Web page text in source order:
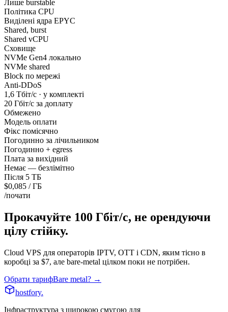
Лише burstable
Політика CPU
Виділені ядра EPYC
Shared, burst
Shared vCPU
Сховище
NVMe Gen4 локально
NVMe shared
Block по мережі
Anti-DDoS
1,6 Тбіт/с · у комплекті
20 Гбіт/с за доплату
Обмежено
Модель оплати
Фікс помісячно
Погодинно за лічильником
Погодинно + egress
Плата за вихідний
Немає — безлімітно
Після 5 ТБ
$0,085 / ГБ
/почати
Прокачуйте 100 Гбіт/с, не орендуючи
цілу стійку.
Cloud VPS для операторів IPTV, OTT і CDN, яким тісно в
коробці за $7, але bare-metal цілком поки не потрібен.
Обрати тарифBare metal? →
hostfory.
Інфраструктура з широкою смугою для